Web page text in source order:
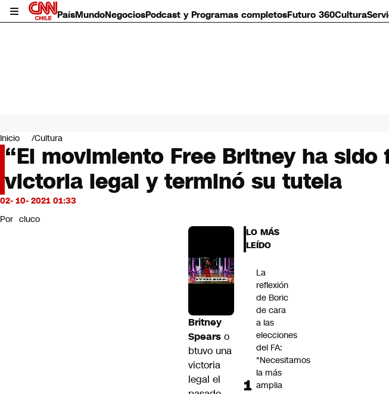
PaísMundoNegociosPodcast y Programas completosFuturo 360Cultura
Mundo
Negocios
Deportes
Programas completos
Cultura
Servicios
Bits
CNN Data
Inicio Cultura
“El movimiento Free Britney ha
victoria legal y terminó su tutela
02- 10- 2021 01:33
Por cluco
Britney
Spears o
btuvo una
victoria
legal el
LO MÁS
LEÍDO
La
reflexión
de Boric
de cara
a las
elecciones
del FA:
"Necesitamos
la más
amplia